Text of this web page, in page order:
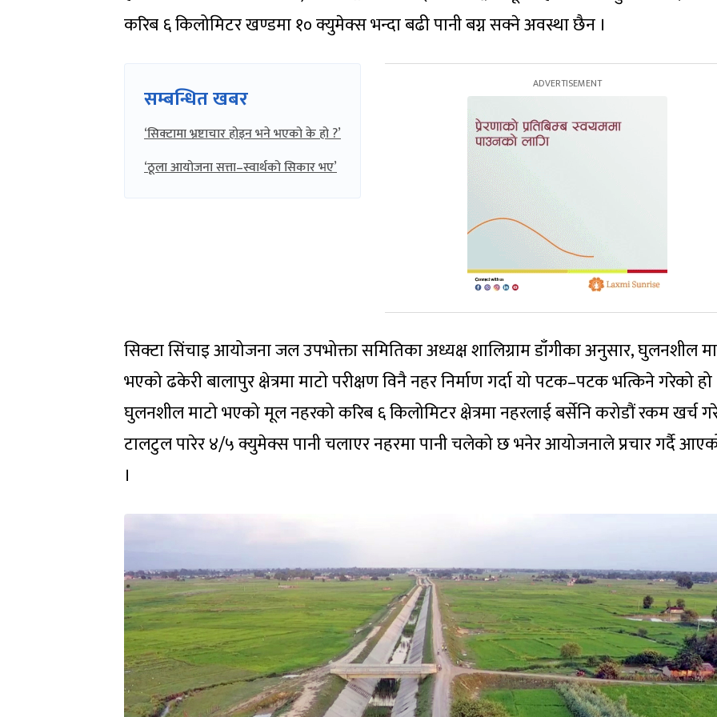
करिब ६ किलोमिटर खण्डमा १० क्युमेक्स भन्दा बढी पानी बग्न सक्ने अवस्था छैन ।
सम्बन्धित खबर
‘सिक्टामा भ्रष्टाचार होइन भने भएको के हो ?’
‘ठूला आयोजना सत्ता–स्वार्थको सिकार भए’
सिक्टा सिंचाइ आयोजना जल उपभोक्ता समितिका अध्यक्ष शालिग्राम डाँगीका अनुसार, घुलनशील
भएको ढकेरी बालापुर क्षेत्रमा माटो परीक्षण विनै नहर निर्माण गर्दा यो पटक–पटक भत्किने गरेको हो
घुलनशील माटो भएको मूल नहरको करिब ६ किलोमिटर क्षेत्रमा नहरलाई बर्सेनि करोडौं रकम खर्च
टालटुल पारेर ४/५ क्युमेक्स पानी चलाएर नहरमा पानी चलेको छ भनेर आयोजनाले प्रचार गर्दै
।